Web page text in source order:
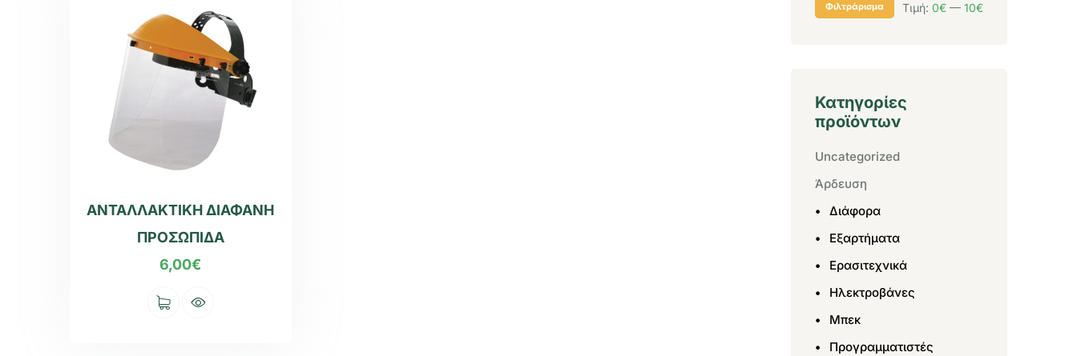
ΑΝΤΑΛΛΑΚΤΙΚΗ ΔΙΑΦΑΝΗ
ΠΡΟΣΩΠΙΔΑ
6,00€
Φιλτράρισμα Τιμή: 0€ — 10€
Κατηγορίες
προϊόντων
Uncategorized
Άρδευση
Διάφορα
Εξαρτήματα
Ερασιτεχνικά
Ηλεκτροβάνες
Μπεκ
Προγραμματιστές